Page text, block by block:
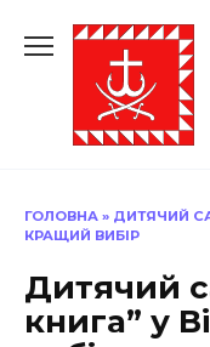
до
ГОЛОВНА » ДИТЯЧИЙ
КРАЩИЙ ВИБІР
Дитячий
книга” у